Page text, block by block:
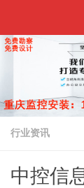
行业资讯
中控信